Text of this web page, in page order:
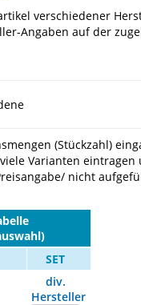
verschiedener
Angaben auf der
(Stückzahl)
Varianten
nicht
SET
div.
Hersteller